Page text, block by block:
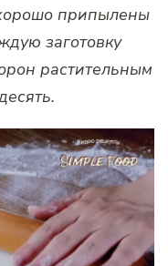
припылены
заготовку
растительным